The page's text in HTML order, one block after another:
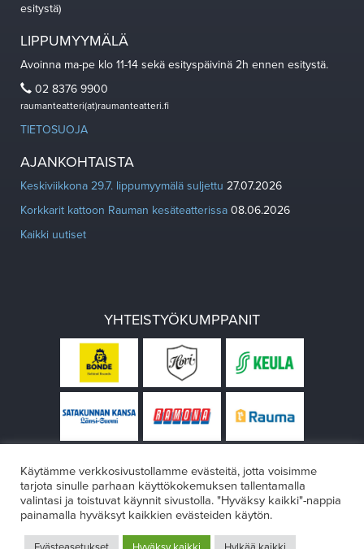
esitystä)
LIPPUMYYMÄLÄ
Avoinna ma-pe klo 11-14 sekä esityspäivinä 2h ennen esitystä.
02 8376 9900
raumanteatteri(at)raumanteatteri.fi
TIETOSUOJA
AJANKOHTAISTA
Keskiviikkona 29.7. lippumyymälä suljettu 27.07.2026
Korkkarit kattoon Rauman kesäteatterissa 08.06.2026
Kaikki uutiset
YHTEISTYÖKUMPPANIT
Käytämme verkkosivustollamme evästeitä, jotta voisimme
tarjota sinulle parhaan käyttökokemuksen tallentamalla
valintasi ja toistuvat käynnit sivustolla. "Hyväksy kaikki"-nappia
painamalla hyväksyt kaikkien evästeiden käytön.